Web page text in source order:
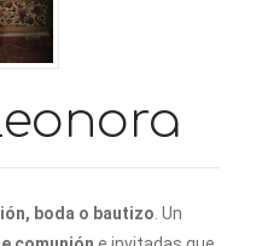
boda o bautizo . Un